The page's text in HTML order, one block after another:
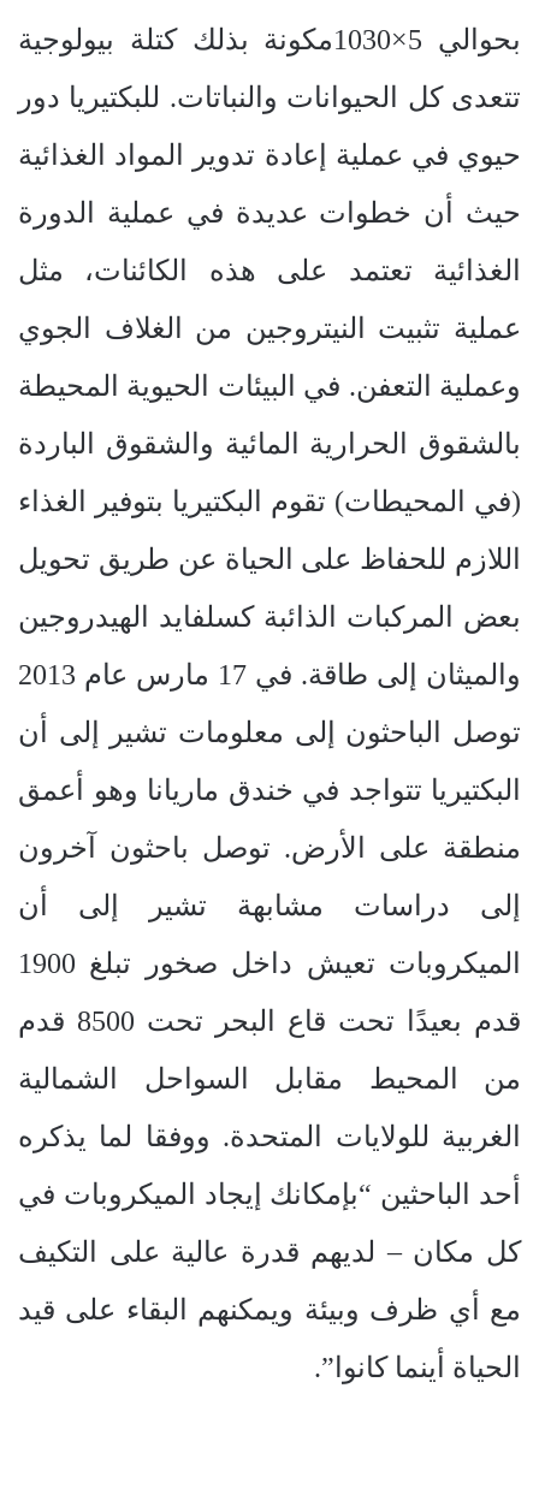
بحوالي 5×1030مكونة بذلك كتلة بيولوجية
تتعدى كل الحيوانات والنباتات. للبكتيريا دور
حيوي في عملية إعادة تدوير المواد الغذائية
حيث أن خطوات عديدة في عملية الدورة
الغذائية تعتمد على هذه الكائنات، مثل
عملية تثبيت النيتروجين من الغلاف الجوي
وعملية التعفن. في البيئات الحيوية المحيطة
بالشقوق الحرارية المائية والشقوق الباردة
(في المحيطات) تقوم البكتيريا بتوفير الغذاء
اللازم للحفاظ على الحياة عن طريق تحويل
بعض المركبات الذائبة كسلفايد الهيدروجين
والميثان إلى طاقة. في 17 مارس عام 2013
توصل الباحثون إلى معلومات تشير إلى أن
البكتيريا تتواجد في خندق ماريانا وهو أعمق
منطقة على الأرض. توصل باحثون آخرون
إلى دراسات مشابهة تشير إلى أن
الميكروبات تعيش داخل صخور تبلغ 1900
قدم بعيدًا تحت قاع البحر تحت 8500 قدم
من المحيط مقابل السواحل الشمالية
الغربية للولايات المتحدة. ووفقا لما يذكره
أحد الباحثين “بإمكانك إيجاد الميكروبات في
كل مكان – لديهم قدرة عالية على التكيف
مع أي ظرف وبيئة ويمكنهم البقاء على قيد
الحياة أينما كانوا”.